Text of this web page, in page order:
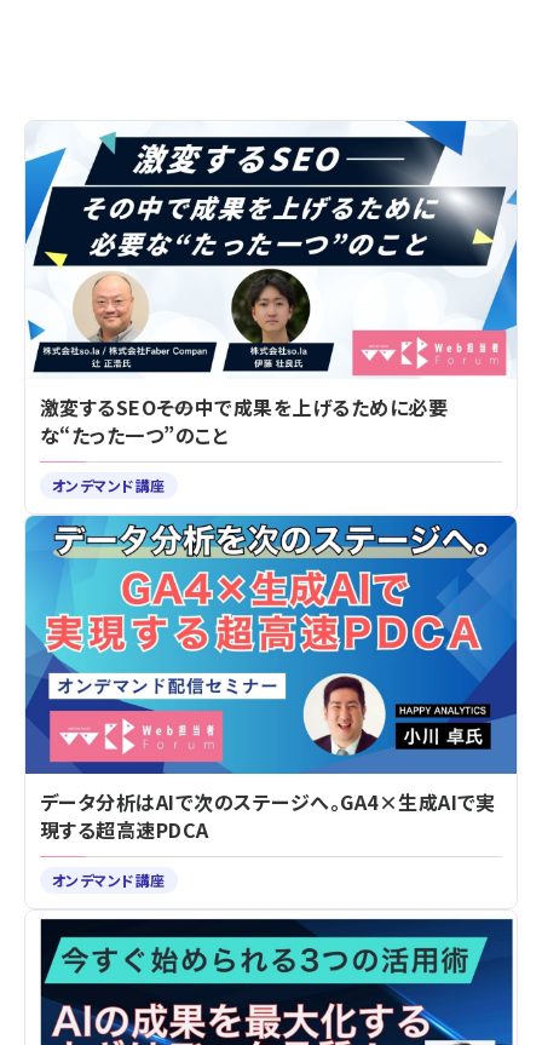
激変するSEO――その中で成果を上げるために必要
な“たった一つ”のこと
オンデマンド講座
データ分析はAIで次のステージへ。GA4×生成AIで実
現する超高速PDCA
オンデマンド講座